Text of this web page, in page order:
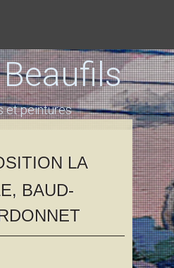
et peintures
LA
BAUD-